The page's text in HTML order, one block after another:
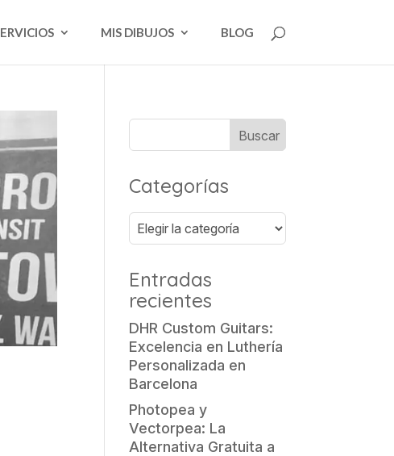
MIS DIBUJOS BLOG
Categorías
Categorías
Entradas
recientes
DHR Custom Guitars:
Excelencia en Luthería
Personalizada en
Barcelona
Photopea y
Vectorpea: La
Alternativa Gratuita a